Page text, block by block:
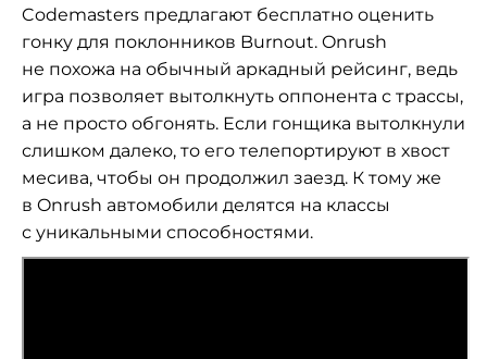
Codemasters предлагают бесплатно оценить
гонку для поклонников Burnout. Onrush
не похожа на обычный аркадный рейсинг, ведь
игра позволяет вытолкнуть оппонента с трассы,
а не просто обгонять. Если гонщика вытолкнули
слишком далеко, то его телепортируют в хвост
месива, чтобы он продолжил заезд. К тому же
в Onrush автомобили делятся на классы
с уникальными способностями.